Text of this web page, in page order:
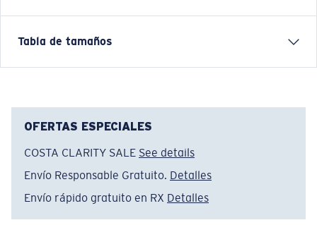
Designed for cooler coastal evenings, this Sundown
Artículo n.°:FQA401343-6ZY
Tamaño:M
Tabla de tamaños
OFERTAS ESPECIALES
COSTA CLARITY SALE See details
Envío Responsable Gratuito. Detalles
Envío rápido gratuito en RX Detalles